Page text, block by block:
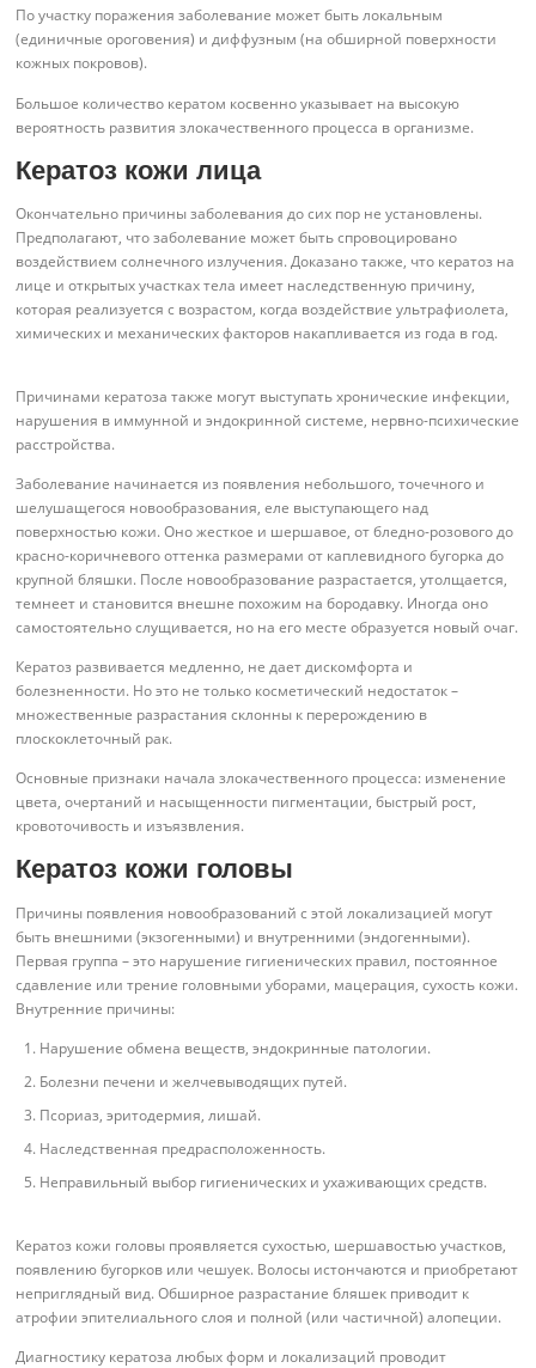
По участку поражения заболевание может быть локальным
(единичные ороговения) и диффузным (на обширной поверхности
кожных покровов).
Большое количество кератом косвенно указывает на высокую
вероятность развития злокачественного процесса в организме.
Кератоз кожи лица
Окончательно причины заболевания до сих пор не установлены.
Предполагают, что заболевание может быть спровоцировано
воздействием солнечного излучения. Доказано также, что кератоз на
лице и открытых участках тела имеет наследственную причину,
которая реализуется с возрастом, когда воздействие ультрафиолета,
химических и механических факторов накапливается из года в год.
Причинами кератоза также могут выступать хронические инфекции,
нарушения в иммунной и эндокринной системе, нервно-психические
расстройства.
Заболевание начинается из появления небольшого, точечного и
шелушащегося новообразования, еле выступающего над
поверхностью кожи. Оно жесткое и шершавое, от бледно-розового до
красно-коричневого оттенка размерами от каплевидного бугорка до
крупной бляшки. После новообразование разрастается, утолщается,
темнеет и становится внешне похожим на бородавку. Иногда оно
самостоятельно слущивается, но на его месте образуется новый очаг.
Кератоз развивается медленно, не дает дискомфорта и
болезненности. Но это не только косметический недостаток –
множественные разрастания склонны к перерождению в
плоскоклеточный рак.
Основные признаки начала злокачественного процесса: изменение
цвета, очертаний и насыщенности пигментации, быстрый рост,
кровоточивость и изъязвления.
Кератоз кожи головы
Причины появления новообразований с этой локализацией могут
быть внешними (экзогенными) и внутренними (эндогенными).
Первая группа – это нарушение гигиенических правил, постоянное
сдавление или трение головными уборами, мацерация, сухость кожи.
Внутренние причины:
Нарушение обмена веществ, эндокринные патологии.
Болезни печени и желчевыводящих путей.
Псориаз, эритодермия, лишай.
Наследственная предрасположенность.
Неправильный выбор гигиенических и ухаживающих средств.
Кератоз кожи головы проявляется сухостью, шершавостью участков,
появлению бугорков или чешуек. Волосы истончаются и приобретают
неприглядный вид. Обширное разрастание бляшек приводит к
атрофии эпителиального слоя и полной (или частичной) алопеции.
Диагностику кератоза любых форм и локализаций проводит